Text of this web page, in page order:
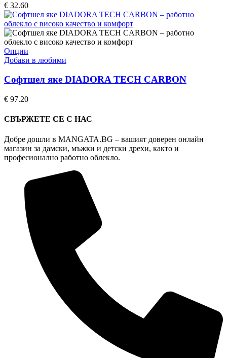
may
be
chosen
on
the
product
€ 32.60
Опции
product
multiple
The
may
be
on
the
product
Добави в любими
Софтшел яке DIADORA TECH CARBON
€ 97.20
СВЪРЖЕТЕ СЕ С НАС
Добре дошли в MANGATA.BG – вашият доверен онлайн
магазин за дамски, мъжки и детски дрехи, както и
професионално работно облекло.